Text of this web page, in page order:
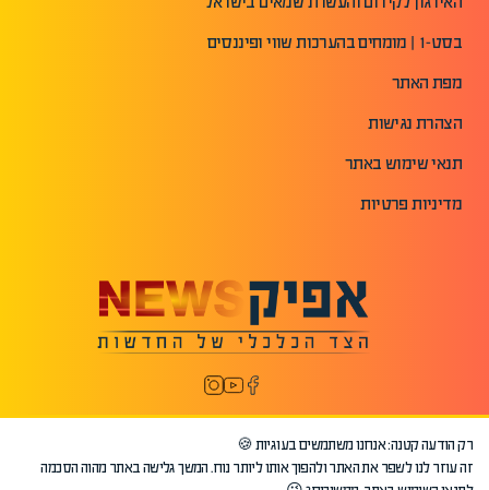
בסט-1 | מומחים בהערכות שווי ופיננסים
מפת האתר
הצהרת נגישות
תנאי שימוש באתר
מדיניות פרטיות
רק הודעה קטנה: אנחנו משתמשים בעוגיות 🍪
זה עוזר לנו לשפר את האתר ולהפוך אותו ליותר נוח. המשך גלישה באתר מהוה הסכמה